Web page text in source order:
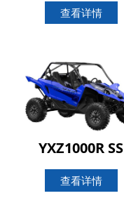
查看详情
YXZ1000R SS
查看详情